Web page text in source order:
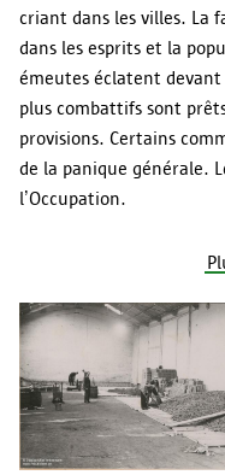
criant dans les villes. La
dans les esprits et la
émeutes éclatent devant
plus combattifs sont
provisions. Certains
de la panique générale.
l’Occupation.